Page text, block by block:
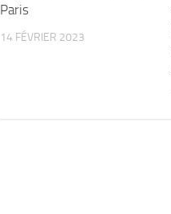
Paris
14 FÉVRIER 2023